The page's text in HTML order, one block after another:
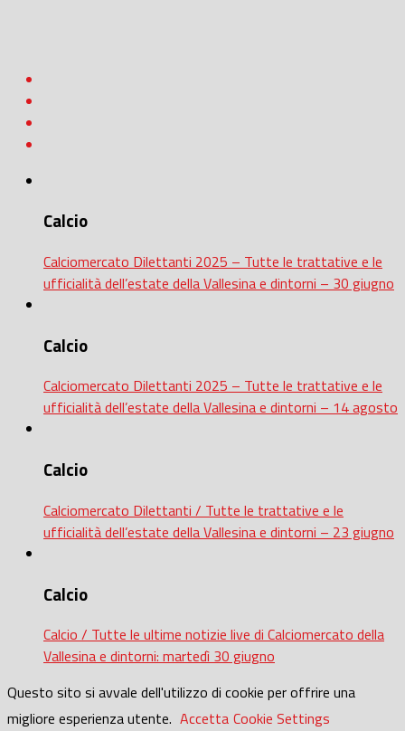
Calcio
Calciomercato Dilettanti 2025 – Tutte le trattative e le
ufficialità dell’estate della Vallesina e dintorni – 30 giugno
Calcio
Calciomercato Dilettanti 2025 – Tutte le trattative e le
ufficialità dell’estate della Vallesina e dintorni – 14 agosto
Calcio
Calciomercato Dilettanti / Tutte le trattative e le
ufficialità dell’estate della Vallesina e dintorni – 23 giugno
Calcio
Calcio / Tutte le ultime notizie live di Calciomercato della
Vallesina e dintorni: martedì 30 giugno
Questo sito si avvale dell'utilizzo di cookie per offrire una
migliore esperienza utente. Accetta Cookie Settings